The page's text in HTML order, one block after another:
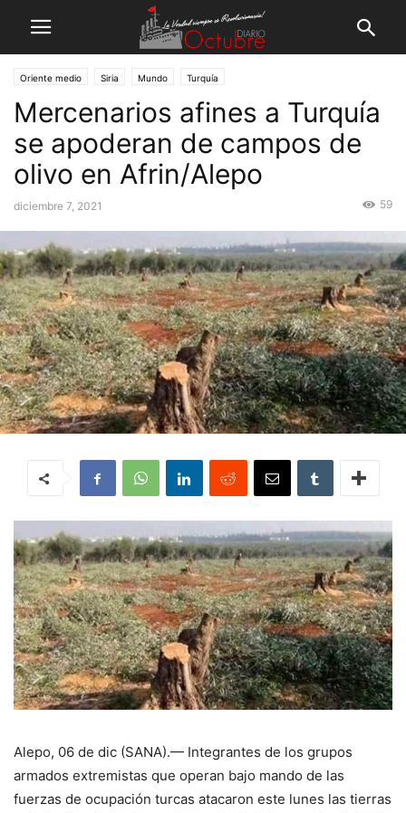
Oriente medio Siria Mundo Turquía
Mercenarios afines a Turquía
se apoderan de campos de
olivo en Afrin/Alepo
diciembre 7, 2021 59
Alepo, 06 de dic (SANA).— Integrantes de los grupos
armados extremistas que operan bajo mando de las
fuerzas de ocupación turcas atacaron este lunes las tierras